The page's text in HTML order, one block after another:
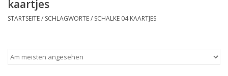
kaartjes
STARTSEITE/ SCHLAGWORTE/ SCHALKE 04 KAARTJES